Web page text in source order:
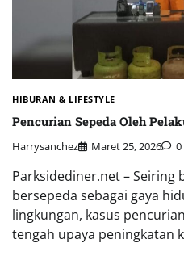
HIBURAN & LIFESTYLE
Pencurian Sepeda Oleh
Harrysanchez Maret 25, 2026 0
Parksidediner.net – Seiring
bersepeda sebagai gaya
lingkungan, kasus
tengah upaya peningkatan